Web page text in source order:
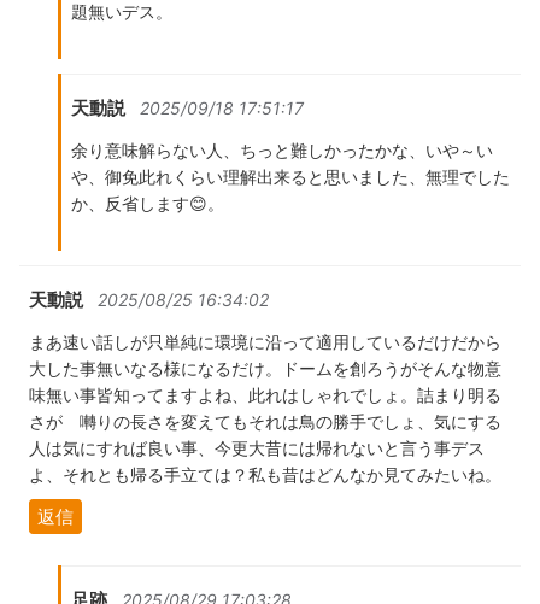
題無いデス。
天動説 2025/09/18 17:51:17
余り意味解らない人、ちっと難しかったかな、いや～い
や、御免此れくらい理解出来ると思いました、無理でした
か、反省します😊。
天動説 2025/08/25 16:34:02
まあ速い話しが只単純に環境に沿って適用しているだけだから
大した事無いなる様になるだけ。ドームを創ろうがそんな物意
味無い事皆知ってますよね、此れはしゃれでしょ。詰まり明る
さが 囀りの長さを変えてもそれは鳥の勝手でしょ、気にする
人は気にすれば良い事、今更大昔には帰れないと言う事デス
よ、それとも帰る手立ては？私も昔はどんなか見てみたいね。
返信
2025/08/29 17:03:28